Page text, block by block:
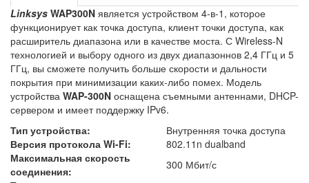
Linksys WAP300N является устройством 4-в-1, которое
функционирует как точка доступа, клиент точки доступа, как
расширитель диапазона или в качестве моста. С Wireless-N
технологией и выбору одного из двух диапазоннов 2,4 ГГц и 5
ГГц, вы сможете получить больше скорости и дальности
покрытия при минимизации каких-либо помех. Модель
устройства WAP-300N оснащена съемными антеннами, DHCP-
сервером и имеет поддержку IPv6.
Тип устройства:
Внутренняя точка доступа
Версия протокола Wi-Fi:
802.11n dualband
Максимальная скорость
соединения:
300 Мбит/с